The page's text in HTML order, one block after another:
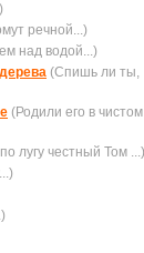
речной...)
над водой...)
(Спишь ли ты,
(Родили его в чистом
лугу честный Том ...)